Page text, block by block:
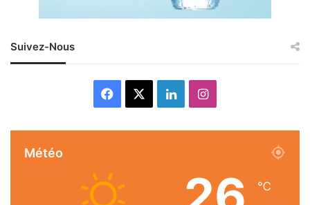
Suivez-Nous
Facebook LinkedinInstagram
Météo
℃